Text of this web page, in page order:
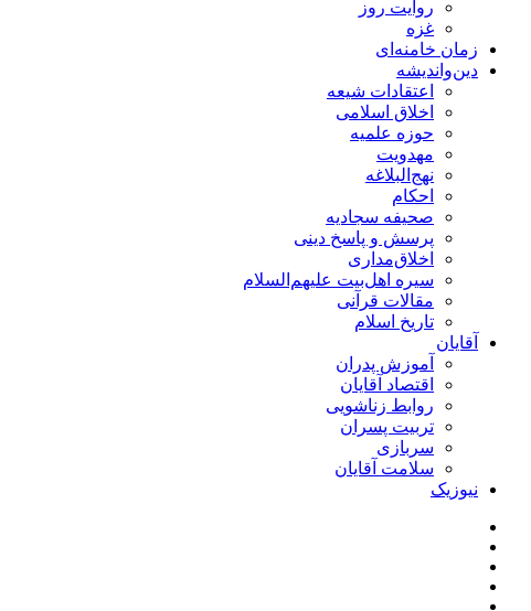
روایت روز
غزه
زمان خامنه‌ای
دین‌واندیشه
اعتقادات شیعه
اخلاق اسلامی
حوزه علمیه
مهدویت
نهج‌البلاغه
احکام
صحیفه سجادیه
پرسش و پاسخ دینی
اخلاق‌مداری
سیره اهل‌بیت علیهم‌السلام
مقالات قرآنی
تاریخ اسلام
آقایان
آموزش پدران
اقتصاد آقایان
روابط زناشویی
تربیت پسران
سربازی
سلامت آقایان
نیوزیک